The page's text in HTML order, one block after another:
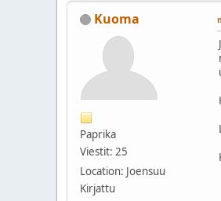
Kuoma
Paprika
Viestit: 25
Location: Joensuu
Kirjattu